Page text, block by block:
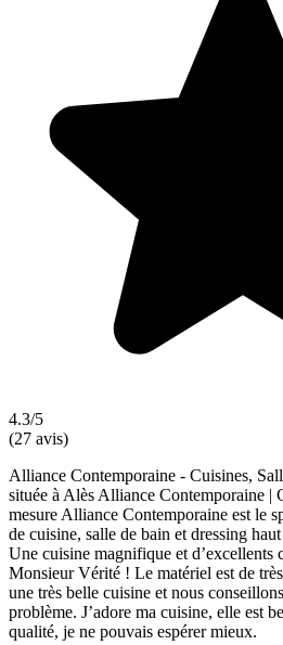
4.3/5
(27 avis)
Alliance Contemporaine - Cuisines,
située à Alès Alliance Contemporaine |
mesure Alliance Contemporaine est le
de cuisine, salle de bain et dressing
Une cuisine magnifique et d’excellents
Monsieur Vérité ! Le matériel est de
une très belle cuisine et nous
problème. J’adore ma cuisine, elle est
qualité, je ne pouvais espérer mieux.